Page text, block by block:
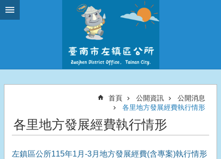
跳到主要內容區塊
首頁 公開資訊
公開消息
各里地方發展經費執行情形
各里地方發展經費執行情形
左鎮區公所115年1月-3月地方發展經費(含專案)執行情形